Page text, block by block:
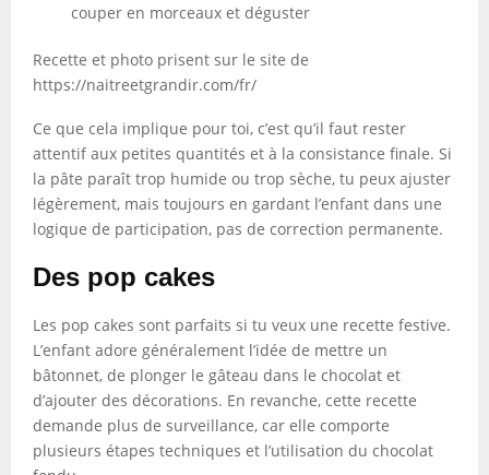
couper en morceaux et déguster
Recette et photo prisent sur le site de
https://naitreetgrandir.com/fr/
Ce que cela implique pour toi, c’est qu’il faut rester
attentif aux petites quantités et à la consistance finale. Si
la pâte paraît trop humide ou trop sèche, tu peux ajuster
légèrement, mais toujours en gardant l’enfant dans une
logique de participation, pas de correction permanente.
Des pop cakes
Les pop cakes sont parfaits si tu veux une recette festive.
L’enfant adore généralement l’idée de mettre un
bâtonnet, de plonger le gâteau dans le chocolat et
d’ajouter des décorations. En revanche, cette recette
demande plus de surveillance, car elle comporte
plusieurs étapes techniques et l’utilisation du chocolat